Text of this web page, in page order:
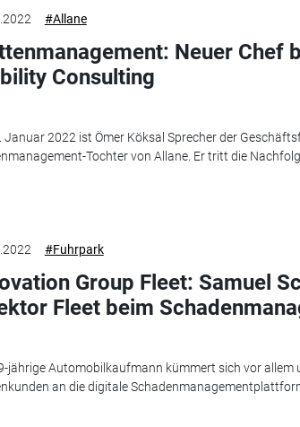
#Allane
Neuer Chef
Consulting
Januar 2022 ist Ömer Köksal Sprecher der
Tochter von Allane. Er tritt die
#Fuhrpark
Group Fleet: Samuel
Fleet beim
jährige Automobilkaufmann kümmert sich vor allem
an die digitale